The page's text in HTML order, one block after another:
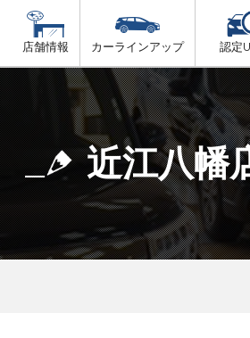
店舗情報
覧 大津市内
湖東地域
東近江地域
カーラインアップ 認定
ス 車検（法定24か月点
法定 12ヶ月 点検
6ヶ月ごとの セーフ
車検 3ヶ月前 無料診
近江八幡